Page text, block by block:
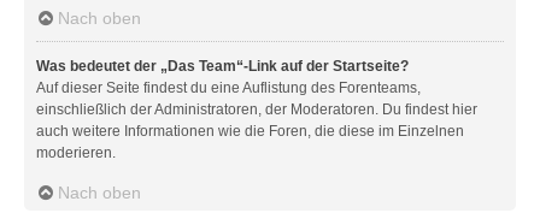
Nach oben
Was bedeutet der „Das Team“-Link auf der Startseite?
Auf dieser Seite findest du eine Auflistung des Forenteams,
einschließlich der Administratoren, der Moderatoren. Du findest hier
auch weitere Informationen wie die Foren, die diese im Einzelnen
moderieren.
Nach oben